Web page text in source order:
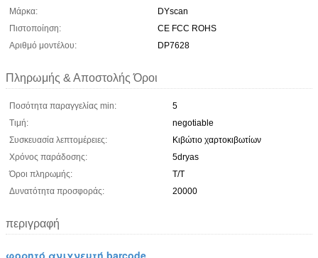
Μάρκα:
DYscan
Πιστοποίηση:
CE FCC ROHS
Αριθμό μοντέλου:
DP7628
Πληρωμής & Αποστολής Όροι
Ποσότητα παραγγελίας min:
5
Τιμή:
negotiable
Συσκευασία λεπτομέρειες:
Κιβώτιο χαρτοκιβωτίων
Χρόνος παράδοσης:
5dryas
Όροι πληρωμής:
T/T
Δυνατότητα προσφοράς:
20000
περιγραφή
φορητό ανιχνευτή barcode